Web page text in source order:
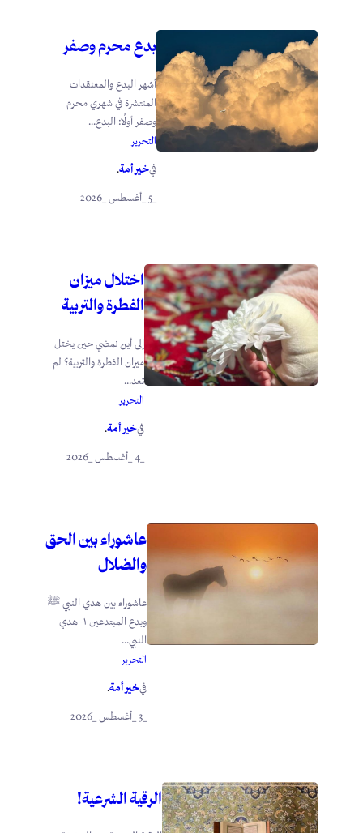
بدع محرم وصفر
أشهر البدع والمعتقدات
المنتشرة في شهري محرم
وصفر أولًا: البدع...
التحرير
فيخير أمة.
_5 _أغسطس _2026
اختلال ميزان
الفطرة والتربية
إلى أين نمضي حين يختل
ميزان الفطرة والتربية؟ لم
تعد...
التحرير
فيخير أمة.
_4 _أغسطس _2026
عاشوراء بين الحق
والضلال
عاشوراء بين هدي النبي ﷺ
وبدع المبتدعين ١- هدي
النبي...
التحرير
فيخير أمة.
الرقية الشرعية!